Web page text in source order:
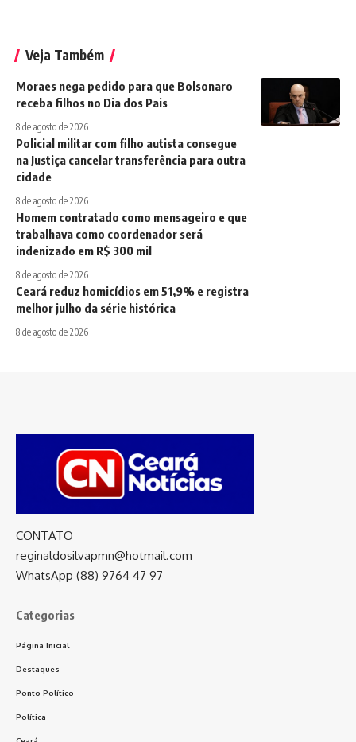
Veja Também
Moraes nega pedido para que Bolsonaro
receba filhos no Dia dos Pais
8 de agosto de 2026
Policial militar com filho autista consegue
na Justiça cancelar transferência para outra
cidade
8 de agosto de 2026
Homem contratado como mensageiro e que
trabalhava como coordenador será
indenizado em R$ 300 mil
8 de agosto de 2026
Ceará reduz homicídios em 51,9% e registra
melhor julho da série histórica
8 de agosto de 2026
CONTATO
reginaldosilvapmn@hotmail.com
WhatsApp (88) 9764 47 97
Categorias
Página Inicial
Destaques
Ponto Político
Política